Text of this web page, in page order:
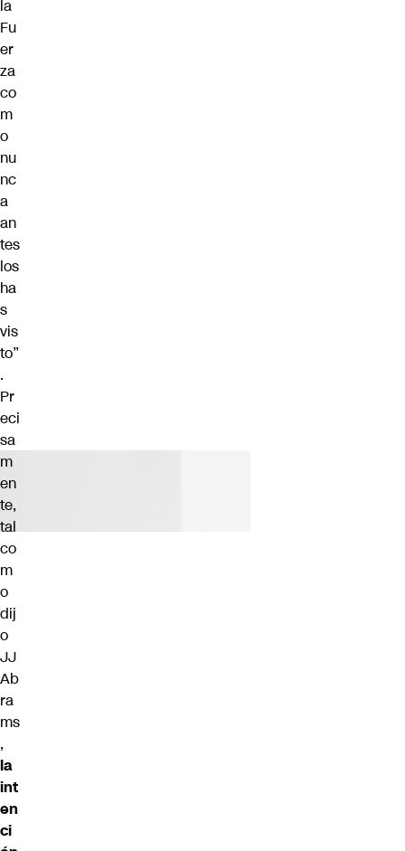
la
Fu
er
za
co
m
o
nu
nc
a
an
tes
los
ha
s
vis
to”
.
Pr
eci
sa
m
en
te,
tal
co
m
o
dij
o
JJ
Ab
ra
ms
,
la
int
en
ci